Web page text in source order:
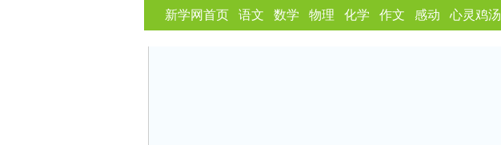
新学网首页 语文 数学 物理 化学 作文 感动 心灵鸡汤